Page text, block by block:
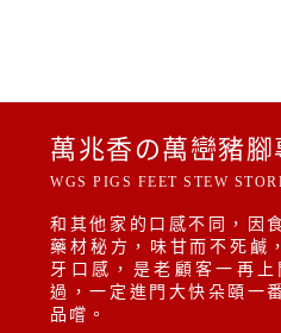
萬兆香の萬巒豬腳
WGS PIGS FEET STEW
和其他家的口感不同，因
藥材秘方，味甘而不死鹹
牙口感，是老顧客一再
過，一定進門大快朵頤一
品嚐。